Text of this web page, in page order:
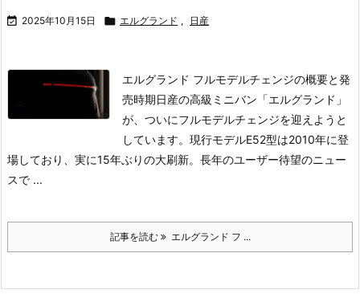
 2025年10月15日  エルグランド , 日産
エルグランド フルモデルチェンジの概要と発
売時期日産の高級ミニバン「エルグランド」
が、ついにフルモデルチェンジを迎えようと
しています。現行モデルE52型は2010年に登
場しており、実に15年ぶりの大刷新。長年のユーザー待望のニュー
スで ...
記事を読む エルグランド フ ...